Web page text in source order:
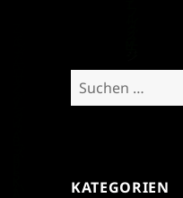
Suchen
nach:
KATEGORIEN